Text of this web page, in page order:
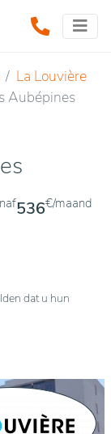
La Louvière
Aubépines
536€/maand
dat u hun